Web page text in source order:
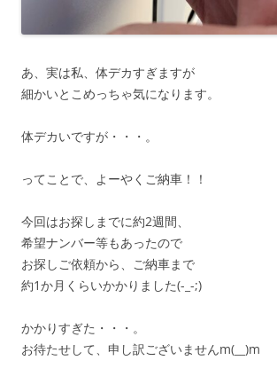
あ、実は私、体デカすぎますが
細かいとこめっちゃ気になります。
体デカいですが・・・。
ってことで、よーやくご納車！！
今回はお探しまでに約2週間、
希望ナンバー等もあったので
お探しご依頼から、ご納車まで
約1か月くらいかかりました(-_-;)
かかりすぎた・・・。
お待たせして、申し訳ございませんm(__)m